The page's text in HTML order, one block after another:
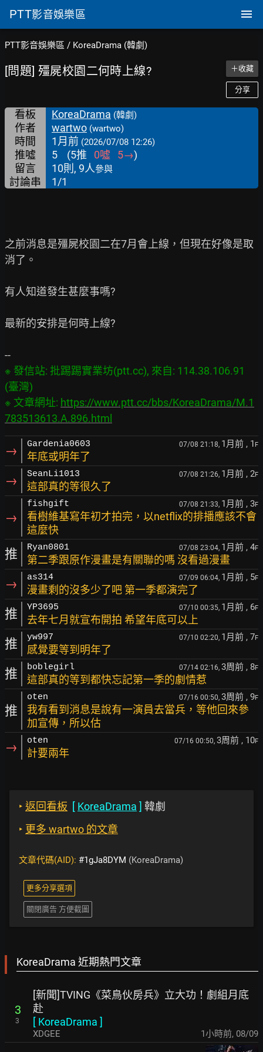
PTT影音娛樂區
PTT影音娛樂區 / KoreaDrama (韓劇)
[問題] 殭屍校園二何時上線? ＋收藏
分享
看板 KoreaDrama (韓劇)
作者 wartwo (wartwo)
時間 1月前 (2026/07/08 12:26)
推噓 5 (5推 0噓 5→)
留言
10則, 9人參與
討論串 1/1
之前消息是殭屍校園二在7月會上線，但現在好像是取
消了。
有人知道發生甚麼事嗎?
最新的安排是何時上線?
※ 發信站: 批踢踢實業坊(ptt.cc), 來自: 114.38.106.91
(臺灣)
※ 文章網址: https://www.ptt.cc/bbs/KoreaDrama/M.1
783513613.A.896.html
→ Gardenia0603 07/08 21:18, 1月前 , 1 F
年底或明年了
→ SeanLi1013 07/08 21:26, 1月前 , 2F
這部真的等很久了
→
fishgift 07/08 21:33, 1月前 , 3F
看樹維基寫年初才拍完，以netflix的排播應該不會
這麼快
推 Ryan0801 07/08 23:04, 1月前 , 4F
第二季跟原作漫畫是有關聯的嗎 沒看過漫畫
→ as314 07/09 06:04, 1月前 , 5F
漫畫剩的沒多少了吧 第一季都演完了
推 YP3695 07/10 00:35, 1月前 , 6F
去年七月就宣布開拍 希望年底可以上
推 yw997 07/10 02:20, 1月前 , 7F
感覺要等到明年了
推 boblegirl 07/14 02:16, 3周前 , 8F
這部真的等到都快忘記第一季的劇情惹
推
oten 07/16 00:50, 3周前 , 9F
我有看到消息是說有一演員去當兵，等他回來參
加宣傳，所以估
→ oten 07/16 00:50, 3周前 , 10F
計要兩年
‣ 返回看板 [ KoreaDrama ] 韓劇
‣ 更多 wartwo 的文章
文章代碼(AID): #1gJa8DYM (KoreaDrama)
更多分享選項
關閉廣告 方便截圖
KoreaDrama 近期熱門文章
3
3
[新聞]TVING《菜鳥伙房兵》立大功！劇組月底
赴
[ KoreaDrama ]
XDGEE 1小時前, 08/09